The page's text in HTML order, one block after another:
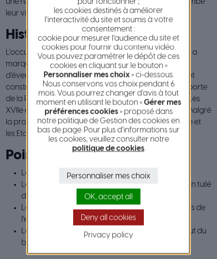
une relation particulière avec la montagne qui surplombe
leur village : le Baou.
Historique
L’occupation des Ligures, des Celtes puis des Romains a
marqué l’histoire de Saint-Jeannet. Pour se protéger
d’éventuelles attaques, au XIVe siècle, la ville se mure et
construit quatre portes pour entrer dans le village, la porte
de la Poudrière et celle de Sur-le-Four existe toujours. Les
XVIIe et XVIIIe siècles sont une période très prospère malgré
la proximité du Var qui était la frontière entre la France et
les Etats du Duc de Savoie.
Points d’intérêt
Le village médiéval datant du XVIIè siècle
Le vignoble de la famille Rasse livrant le fameux vin tuilé
de Saint-Jeannet
Le baou haut de ses 806 mètres, véritable paradis de
l’escalade
Le sentier pédestre et la vue panoramique du haut du
baou accessible par le promeneur
les cookies destinés à améliorer
l’interactivité du site et soumis à votre
consentement :
cookie pour mesurer l’audience du site et
cookies pour fournir du contenu vidéo.
Vous pouvez paramétrer le dépôt de ces
cookies en cliquant sur le bouton «
Personnaliser mes choix» ci-dessous.
Nous conservons vos choix pendant 6
mois. Vous pourrez changer d’avis à tout
moment en utilisant le bouton «Gérer mes
préférences cookies» proposé dans
notre politique de Gestion des cookies en
bas de page. Pour plus d’informations sur
les cookies, veuillez consulter notre
politique de cookies.
Personnaliser mes choix
OK, accept all
Deny all cookies
Privacy policy